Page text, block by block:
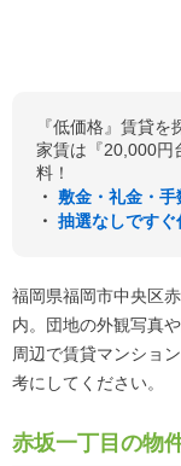
『低価格』賃貸を
家賃は『20,000円
料！
・ 敷金・礼金・手
・ 抽選なしです
福岡県福岡市中央区
内。団地の外観写真
周辺で賃貸マンショ
考にしてください。
赤坂一丁目の物